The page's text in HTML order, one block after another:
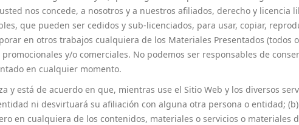
nos concede, a nosotros y a nuestros afiliados, derecho y
que pueden ser cedidos y sub-licenciados, para usar, copiar,
en otros trabajos cualquiera de los Materiales Presentados
y/o comerciales. No podemos ser responsables de
en cualquier momento.
y está de acuerdo en que, mientras use el Sitio Web y los diversos
ni desvirtuará su afiliación con alguna otra persona o entidad;
en cualquiera de los contenidos, materiales o servicios o materiales